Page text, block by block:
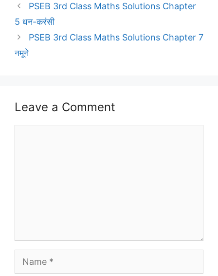
PSEB 3rd Class Maths Solutions Chapter
5 धन-करंसी
PSEB 3rd Class Maths Solutions Chapter 7
नमूने
Leave a Comment